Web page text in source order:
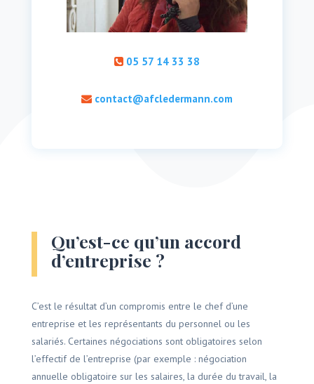
05 57 14 33 38
contact@afcledermann.com
Qu’est-ce qu’un accord
d’entreprise ?
C’est le résultat d’un compromis entre le chef d’une
entreprise et les représentants du personnel ou les
salariés. Certaines négociations sont obligatoires selon
l’effectif de l’entreprise (par exemple : négociation
annuelle obligatoire sur les salaires, la durée du travail, la